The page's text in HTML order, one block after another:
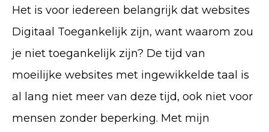
Het is voor iedereen belangrijk dat websites
Digitaal Toegankelijk zijn, want waarom zou
je niet toegankelijk zijn? De tijd van
moeilijke websites met ingewikkelde taal is
al lang niet meer van deze tijd, ook niet voor
mensen zonder beperking. Met mijn